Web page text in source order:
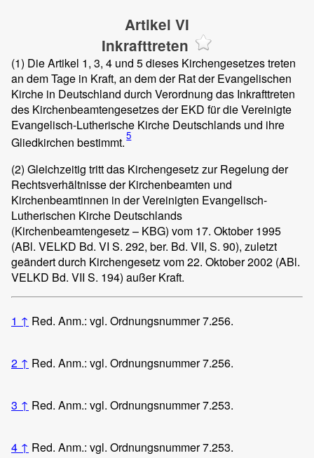
Artikel VI
Inkrafttreten
(1) Die Artikel 1, 3, 4 und 5 dieses Kirchengesetzes treten
an dem Tage in Kraft, an dem der Rat der Evangelischen
Kirche in Deutschland durch Verordnung das Inkrafttreten
des Kirchenbeamtengesetzes der EKD für die Vereinigte
Evangelisch-Lutherische Kirche Deutschlands und ihre
Gliedkirchen bestimmt.5
(2) Gleichzeitig tritt das Kirchengesetz zur Regelung der
Rechtsverhältnisse der Kirchenbeamten und
Kirchenbeamtinnen in der Vereinigten Evangelisch-
Lutherischen Kirche Deutschlands
(Kirchenbeamtengesetz – KBG) vom 17. Oktober 1995
(ABl. VELKD Bd. VI S. 292, ber. Bd. VII, S. 90), zuletzt
geändert durch Kirchengesetz vom 22. Oktober 2002 (ABl.
VELKD Bd. VII S. 194) außer Kraft.
1 ↑ Red. Anm.: vgl. Ordnungsnummer 7.256.
2 ↑ Red. Anm.: vgl. Ordnungsnummer 7.256.
3 ↑ Red. Anm.: vgl. Ordnungsnummer 7.253.
4 ↑ Red. Anm.: vgl. Ordnungsnummer 7.253.